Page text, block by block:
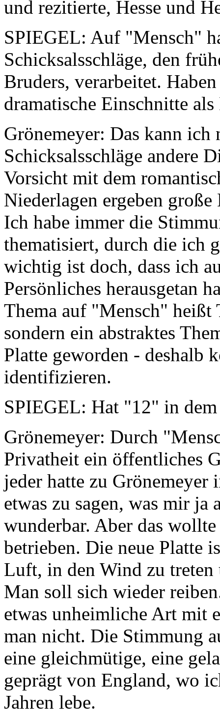
und rezitierte, Hesse und
SPIEGEL: Auf "Mensch"
Schicksalsschläge, den
Bruders, verarbeitet.
dramatische Einschnitte
Grönemeyer: Das kann ich
Schicksalsschläge andere
Vorsicht mit dem
Niederlagen ergeben
Ich habe immer die
thematisiert, durch die ich
wichtig ist doch, dass ich
Persönliches herausgetan
Thema auf "Mensch" heißt
sondern ein abstraktes
Platte geworden - deshalb
identifizieren.
SPIEGEL: Hat "12" in
Grönemeyer: Durch
Privatheit ein öffentliches
jeder hatte zu
etwas zu sagen, was mir ja
wunderbar. Aber das
betrieben. Die neue Platte
Luft, in den Wind zu treten
Man soll sich wieder
etwas unheimliche Art mit
man nicht. Die Stimmung
eine gleichmütige, eine
geprägt von England, wo
Jahren lebe.